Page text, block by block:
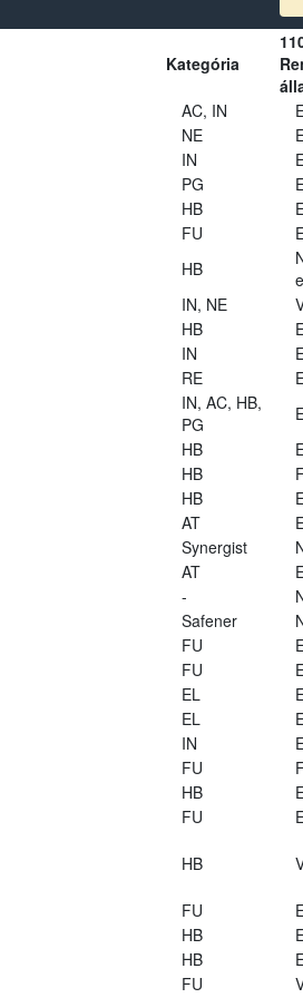
Kategória
AC, IN
NE
IN
PG
HB
FU
HB
IN, NE
HB
IN
RE
IN, AC, HB,
PG
HB
HB
HB
AT
Synergist
AT
-
Safener
FU
FU
EL
EL
IN
FU
HB
FU
HB
FU
HB
HB
FU